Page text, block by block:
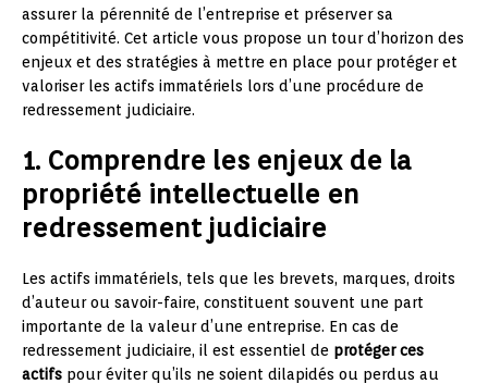
assurer la pérennité de l’entreprise et préserver sa
compétitivité. Cet article vous propose un tour d’horizon des
enjeux et des stratégies à mettre en place pour protéger et
valoriser les actifs immatériels lors d’une procédure de
redressement judiciaire.
1. Comprendre les enjeux de la
propriété intellectuelle en
redressement judiciaire
Les actifs immatériels, tels que les brevets, marques, droits
d’auteur ou savoir-faire, constituent souvent une part
importante de la valeur d’une entreprise. En cas de
redressement judiciaire, il est essentiel de protéger ces
actifs pour éviter qu’ils ne soient dilapidés ou perdus au